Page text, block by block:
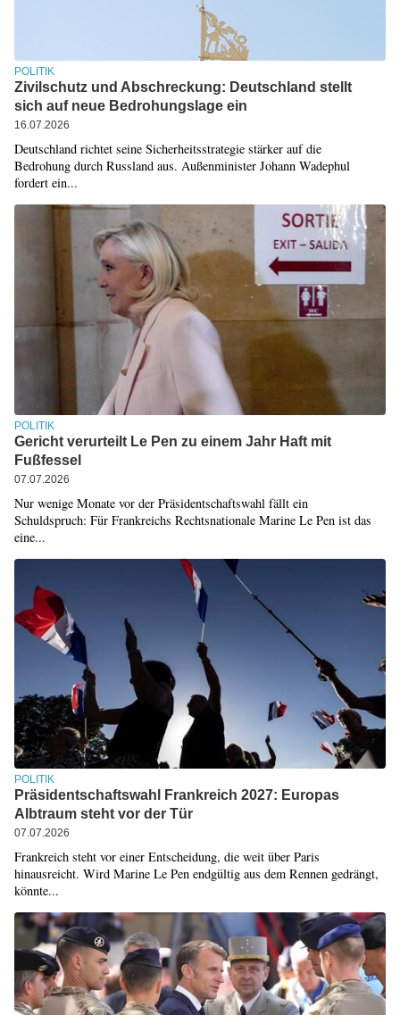
POLITIK
Zivilschutz und Abschreckung: Deutschland stellt
sich auf neue Bedrohungslage ein
16.07.2026
Deutschland richtet seine Sicherheitsstrategie stärker auf die
Bedrohung durch Russland aus. Außenminister Johann Wadephul
fordert ein...
POLITIK
Gericht verurteilt Le Pen zu einem Jahr Haft mit
Fußfessel
07.07.2026
Nur wenige Monate vor der Präsidentschaftswahl fällt ein
Schuldspruch: Für Frankreichs Rechtsnationale Marine Le Pen ist das
eine...
POLITIK
Präsidentschaftswahl Frankreich 2027: Europas
Albtraum steht vor der Tür
07.07.2026
Frankreich steht vor einer Entscheidung, die weit über Paris
hinausreicht. Wird Marine Le Pen endgültig aus dem Rennen gedrängt,
könnte...